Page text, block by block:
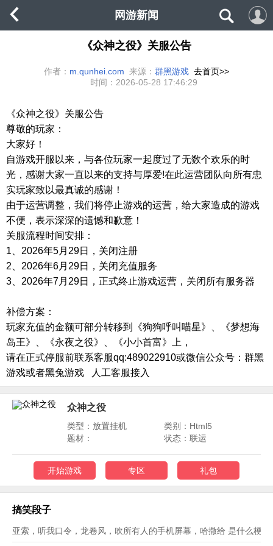
网游新闻
《众神之役》关服公告
作者： m.qunhei.com 来源： 群黑游戏 去首页>>
时间： 2026-05-28 17:46:29
《众神之役》关服公告
尊敬的玩家：
大家好！
自游戏开服以来，与各位玩家一起度过了无数个欢乐的时
光，感谢大家一直以来的支持与厚爱!在此运营团队向所有忠
实玩家致以最真诚的感谢！
由于运营调整，我们将停止游戏的运营，给大家造成的游戏
不便，表示深深的遗憾和歉意！
关服流程时间安排：
1、2026年5月29日，关闭注册
2、2026年6月29日，关闭充值服务
3、2026年7月29日，正式终止游戏运营，关闭所有服务器
补偿方案：
玩家充值的金额可部分转移到《狗狗呼叫喵星》、《梦想海
岛王》、《永夜之役》、《小小首富》上，
请在正式停服前联系客服qq:489022910或微信公众号：群黑
游戏或者黑兔游戏 人工客服接入
众神之役
类型：放置挂机
类别：Html5
题材：
状态：联运
开始游戏 专区 礼包
搞笑段子
亚索，听我口令，龙卷风，吹所有人的手机屏幕，哈撒给 是什么梗？